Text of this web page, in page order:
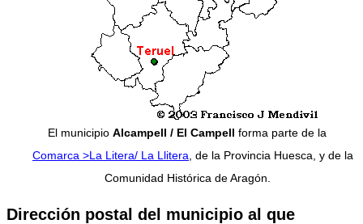
El municipio Alcampell / El Campell forma parte de la
Comarca >La Litera/ La Llitera , de la Provincia Huesca, y de la
Comunidad Histórica de Aragón.
Dirección postal del municipio al que